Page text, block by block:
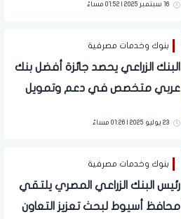
16 سبتمبر 2025 | 01:52 مساءً
بنوك وخدمات مصرفية
البنك الزراعي يحصد جائزة أفضل بنك
عربي متخصص في دعم وتمويل
23 يوليو 2025 | 01:26 مساءً
بنوك وخدمات مصرفية
رئيس البنك الزراعي المصري يلتقي
محافظ أسيوط لبحث تعزيز التعاون